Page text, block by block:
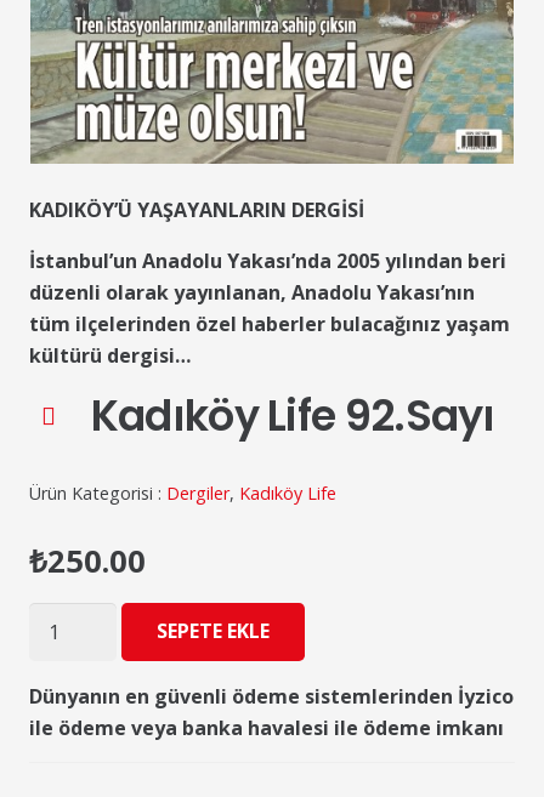
KADIKÖY’Ü YAŞAYANLARIN DERGİSİ
İstanbul’un Anadolu Yakası’nda 2005 yılından beri
düzenli olarak yayınlanan, Anadolu Yakası’nın
tüm ilçelerinden özel haberler bulacağınız yaşam
kültürü dergisi…
Kadıköy Life 92.Sayı
Ürün Kategorisi : Dergiler, Kadıköy Life
₺250.00
adet
SEPETE EKLE
Dünyanın en güvenli ödeme sistemlerinden İyzico
ile ödeme veya banka havalesi ile ödeme imkanı